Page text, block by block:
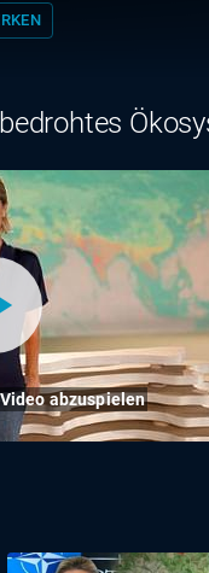
abzuspielen